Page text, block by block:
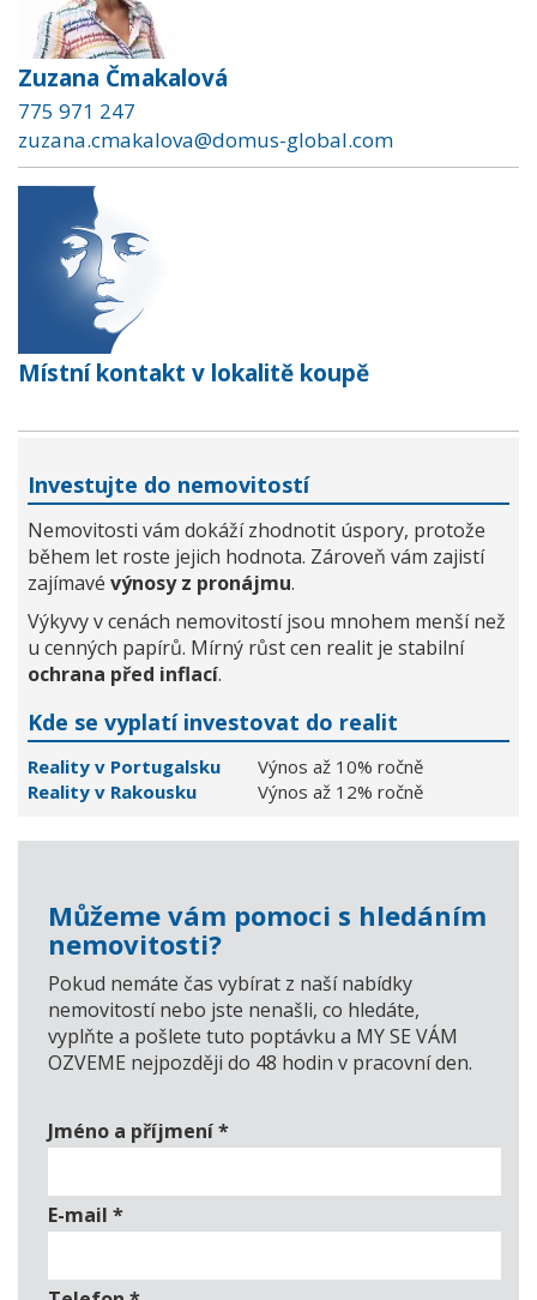
Zuzana Čmakalová
775 971 247
zuzana.cmakalova@domus-global.com
Místní kontakt v lokalitě koupě
Investujte do nemovitostí
Nemovitosti vám dokáží zhodnotit úspory, protože
během let roste jejich hodnota. Zároveň vám zajistí
zajímavé výnosy z pronájmu.
Výkyvy v cenách nemovitostí jsou mnohem menší než
u cenných papírů. Mírný růst cen realit je stabilní
ochrana před inflací.
Kde se vyplatí investovat do realit
Reality v Portugalsku
Výnos až 10% ročně
Reality v Rakousku
Výnos až 12% ročně
Můžeme vám pomoci s hledáním
nemovitosti?
Pokud nemáte čas vybírat z naší nabídky
nemovitostí nebo jste nenašli, co hledáte,
vyplňte a pošlete tuto poptávku a MY SE VÁM
OZVEME nejpozději do 48 hodin v pracovní den.
Jméno a příjmení*
E-mail *